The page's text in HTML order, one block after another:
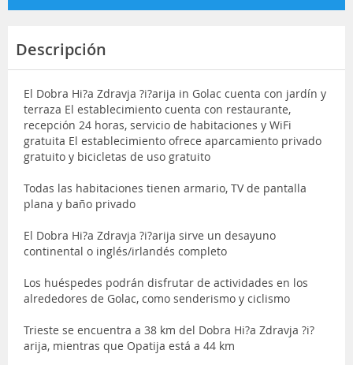
Descripción
El Dobra Hi?a Zdravja ?i?arija in Golac cuenta con jardín y
terraza El establecimiento cuenta con restaurante,
recepción 24 horas, servicio de habitaciones y WiFi
gratuita El establecimiento ofrece aparcamiento privado
gratuito y bicicletas de uso gratuito
Todas las habitaciones tienen armario, TV de pantalla
plana y baño privado
El Dobra Hi?a Zdravja ?i?arija sirve un desayuno
continental o inglés/irlandés completo
Los huéspedes podrán disfrutar de actividades en los
alrededores de Golac, como senderismo y ciclismo
Trieste se encuentra a 38 km del Dobra Hi?a Zdravja ?i?
arija, mientras que Opatija está a 44 km